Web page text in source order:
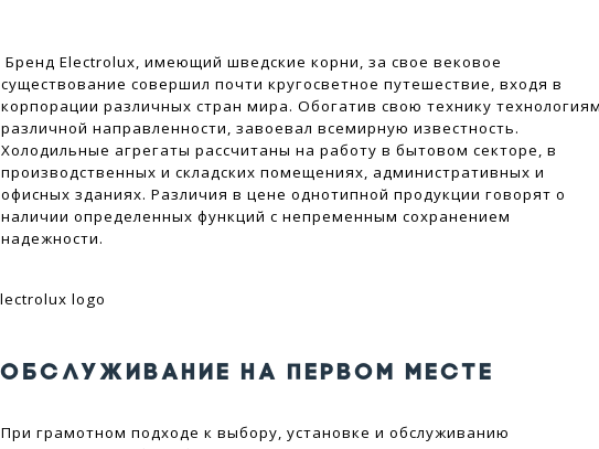
Бренд Electrolux, имеющий шведские корни, за свое вековое
существование совершил почти кругосветное путешествие, входя в
корпорации различных стран мира. Обогатив свою технику
различной направленности, завоевал всемирную известность.
Холодильные агрегаты рассчитаны на работу в бытовом секторе, в
производственных и складских помещениях, административных и
офисных зданиях. Различия в цене однотипной продукции говорят о
наличии определенных функций с непременным сохранением
надежности.
ОБСЛУЖИВАНИЕ НА ПЕРВОМ МЕСТЕ
При грамотном подходе к выбору, установке и обслуживанию